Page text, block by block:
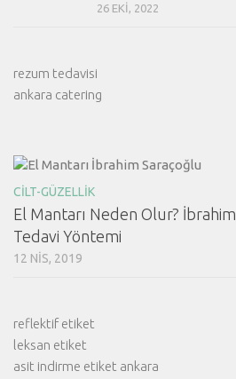
26 EKI, 2022
rezum tedavisi
ankara catering
CILT-GÜZELLIK
El Mantarı Neden Olur?
Tedavi Yöntemi
12 NIS, 2019
reflektif etiket
leksan etiket
asit indirme etiket ankara